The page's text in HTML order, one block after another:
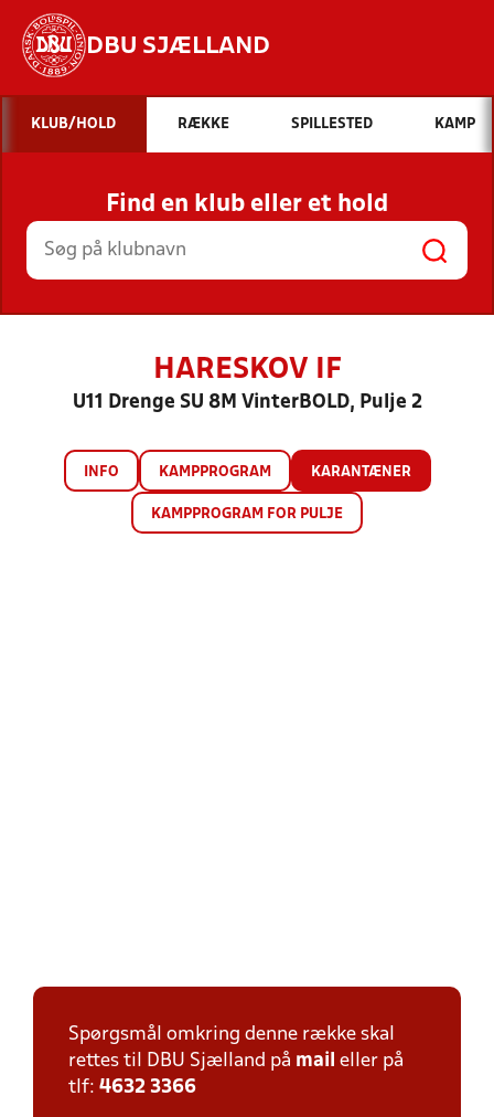
DBU SJÆLLAND
Hvad vil du søge efter?
INDHOLD OG NYHEDER
STILLINGER, RESULTATER, KLUBBER OG
HOLD
KLUB/HOLD RÆKKE SPILLESTED KAMP
Find en klub eller et hold
HARESKOV IF
U11 Drenge SU 8M VinterBOLD, Pulje 2
INFO KAMPPROGRAM KARANTÆNER
KAMPPROGRAM FOR PULJE
Spørgsmål omkring denne række skal
rettes til DBU Sjælland på mail eller på
tlf: 4632 3366